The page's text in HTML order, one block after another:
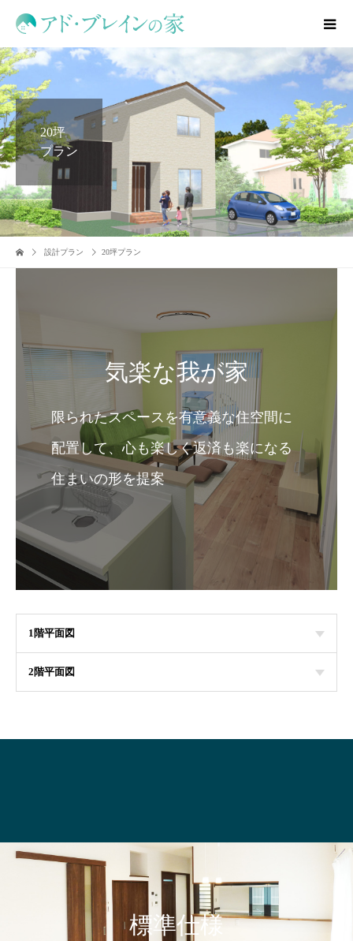
20坪
プラン
設計プラン 20坪プラン
気楽な我が家
限られたスペースを有意義な住空間に
配置して、心も楽しく返済も楽になる
住まいの形を提案
1階平面図
2階平面図
標準仕様